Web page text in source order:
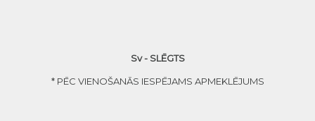
Sv - SLĒGTS
* PĒC VIENOŠANĀS IESPĒJAMS APMEKLĒJUMS